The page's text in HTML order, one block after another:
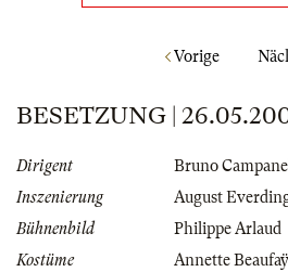
Vorige
BESETZUNG |
Dirigent
Bruno
Inszenierung
August
Bühnenbild
Philippe Arlaud
Kostüme
Annette